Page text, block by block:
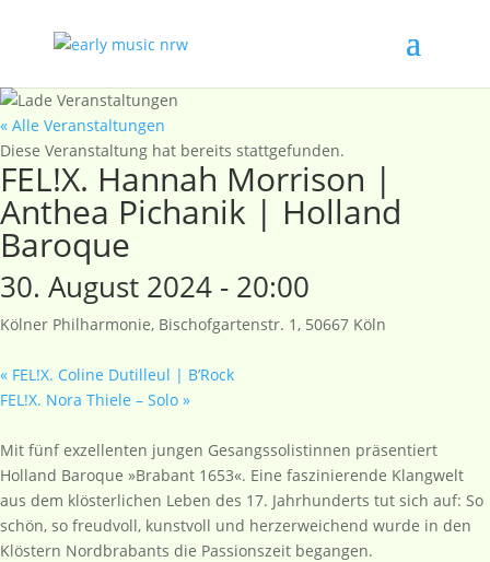
« Alle Veranstaltungen
Diese Veranstaltung hat bereits stattgefunden.
FEL!X. Hannah Morrison |
Anthea Pichanik | Holland
Baroque
30. August 2024 - 20:00
Kölner Philharmonie, Bischofgartenstr. 1, 50667 Köln
« FEL!X. Coline Dutilleul | B’Rock
FEL!X. Nora Thiele – Solo »
Mit fünf exzellenten jungen Gesangssolistinnen präsentiert
Holland Baroque »Brabant 1653«. Eine faszinierende Klangwelt
aus dem klösterlichen Leben des 17. Jahrhunderts tut sich auf: So
schön, so freudvoll, kunstvoll und herzerweichend wurde in den
Klöstern Nordbrabants die Passionszeit begangen.